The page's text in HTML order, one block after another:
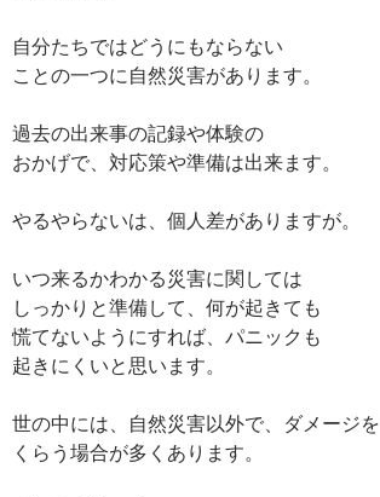
自分たちではどうにもならない
ことの一つに自然災害があります。
過去の出来事の記録や体験の
おかげで、対応策や準備は出来ます。
やるやらないは、個人差がありますが。
いつ来るかわかる災害に関しては
しっかりと準備して、何が起きても
慌てないようにすれば、パニックも
起きにくいと思います。
世の中には、自然災害以外で、ダメージを
くらう場合が多くあります。